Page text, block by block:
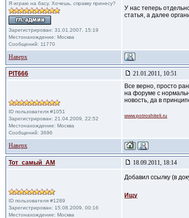
Я играю на басу. Хочешь, справку принесу?
Зарегистрирован: 31.01.2007, 15:19
Местонахождение: Москва
Сообщений: 11770
У нас теперь
статья, а далее
Наверх
PIT666 21.01.2011, 10:51
ID пользователя #1051
Зарегистрирован: 21.04.2009, 22:52
Местонахождение: Москва
Сообщений: 3696
Все верно, просто
на форуме с
новость, да в
www.potroshiteli.ru
Наверх
Тот_самый_АМ 18.09.2011, 18:14
ID пользователя #1289
Зарегистрирован: 15.08.2009, 00:16
Местонахождение: Москва
Добавил ссылку (в
Ищу